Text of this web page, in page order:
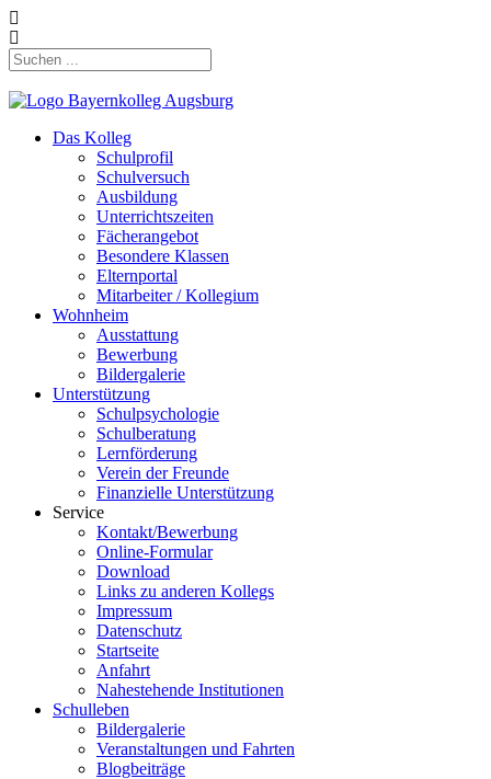
Das Kolleg
Schulprofil
Schulversuch
Ausbildung
Unterrichtszeiten
Fächerangebot
Besondere Klassen
Elternportal
Mitarbeiter / Kollegium
Wohnheim
Ausstattung
Bewerbung
Bildergalerie
Unterstützung
Schulpsychologie
Schulberatung
Lernförderung
Verein der Freunde
Finanzielle Unterstützung
Service
Kontakt/Bewerbung
Online-Formular
Download
Links zu anderen Kollegs
Impressum
Datenschutz
Startseite
Anfahrt
Nahestehende Institutionen
Schulleben
Bildergalerie
Veranstaltungen und Fahrten
Blogbeiträge